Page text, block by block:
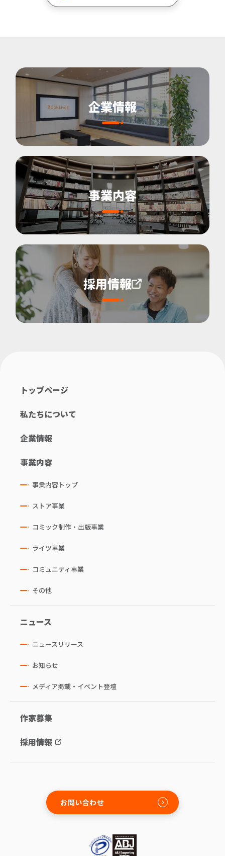
企業情報
事業内容
採用情報
トップページ
私たちについて
企業情報
事業内容
事業内容トップ
ストア事業
コミック制作・出版事業
ライツ事業
コミュニティ事業
その他
ニュース
ニュースリリース
お知らせ
メディア掲載・イベント登壇
作家募集
採用情報
お問い合わせ